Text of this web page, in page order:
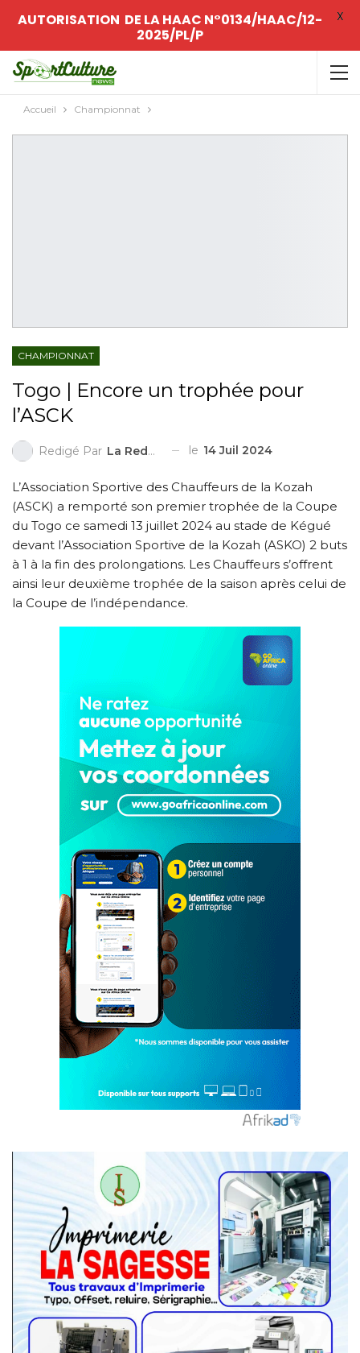
Accueil Championnat
CHAMPIONNAT
Togo | Encore un trophée pour
l’ASCK
Redigé Par La Redaction le 14 Juil 2024
L’Association Sportive des Chauffeurs de la Kozah
(ASCK) a remporté son premier trophée de la Coupe
du Togo ce samedi 13 juillet 2024 au stade de Kégué
devant l’Association Sportive de la Kozah (ASKO) 2 buts
à 1 à la fin des prolongations. Les Chauffeurs s’offrent
ainsi leur deuxième trophée de la saison après celui de
la Coupe de l’indépendance.
AUTORISATION DE LA HAAC N°0134/HAAC/12-
2025/PL/P
X